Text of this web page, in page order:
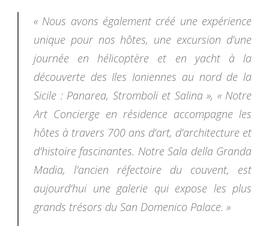
« Nous avons également créé une expérience
unique pour nos hôtes, une excursion d’une
journée en hélicoptère et en yacht à la
découverte des Iles Ioniennes au nord de la
Sicile : Panarea, Stromboli et Salina », « Notre
Art Concierge en résidence accompagne les
hôtes à travers 700 ans d’art, d’architecture et
d’histoire fascinantes. Notre Sala della Granda
Madia, l’ancien réfectoire du couvent, est
aujourd’hui une galerie qui expose les plus
grands trésors du San Domenico Palace. »